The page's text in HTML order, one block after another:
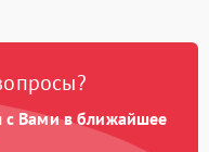
с Вами в ближайшее